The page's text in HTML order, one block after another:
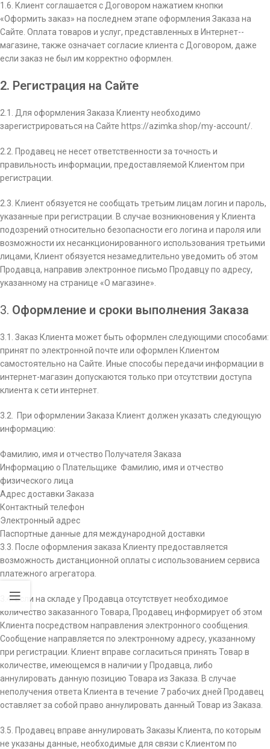
1.6. Клиент соглашается с Договором нажатием кнопки
«Оформить заказ» на последнем этапе оформления Заказа на
Сайте. Оплата товаров и услуг, представленных в Интернет-­
магазине, также означает согласие клиента с Договором, даже
если заказ не был им корректно оформлен.
2. Регистрация на Сайте
2.1. Для оформления Заказа Клиенту необходимо
зарегистрироваться на Сайте https://azimka.shop/my-account/.
2.2. Продавец не несет ответственности за точность и
правильность информации, предоставляемой Клиентом при
регистрации.
2.3. Клиент обязуется не сообщать третьим лицам логин и пароль,
указанные при регистрации. В случае возникновения у Клиента
подозрений относительно безопасности его логина и пароля или
возможности их несанкционированного использования третьими
лицами, Клиент обязуется незамедлительно уведомить об этом
Продавца, направив электронное письмо Продавцу по адресу,
указанному на странице «О магазине».
3. Оформление и сроки выполнения Заказа
3.1. Заказ Клиента может быть оформлен следующими способами:
принят по электронной почте или оформлен Клиентом
самостоятельно на Сайте. Иные способы передачи информации в
интернет-­магазин допускаются только при отсутствии доступа
клиента к сети интернет.
3.2. При оформлении Заказа Клиент должен указать следующую
информацию:
Фамилию, имя и отчество Получателя Заказа
Информацию о Плательщике ­ Фамилию, имя и отчество
физического лица
Адрес доставки Заказа
Контактный телефон
Электронный адрес
Паспортные данные для международной доставки
3.3. После оформления заказа Клиенту предоставляется
возможность дистанционной оплаты с использованием сервиса
платежного агрегатора.
3.4. Если на складе у Продавца отсутствует необходимое
количество заказанного Товара, Продавец информирует об этом
Клиента посредством направления электронного сообщения.
Сообщение направляется по электронному адресу, указанному
при регистрации. Клиент вправе согласиться принять Товар в
количестве, имеющемся в наличии у Продавца, либо
аннулировать данную позицию Товара из Заказа. В случае
неполучения ответа Клиента в течение 7 рабочих дней Продавец
оставляет за собой право аннулировать данный Товар из Заказа.
3.5. Продавец вправе аннулировать Заказы Клиента, по которым
не указаны данные, необходимые для связи с Клиентом по